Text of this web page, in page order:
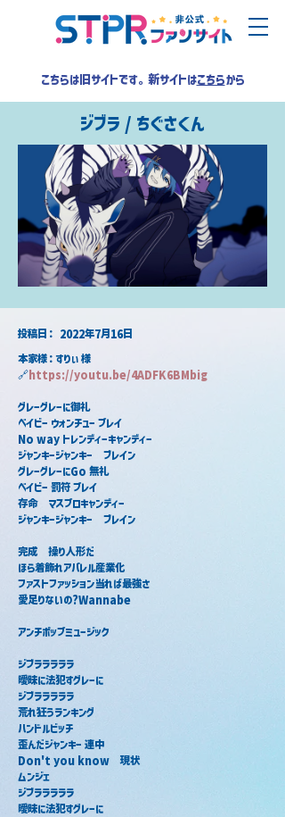
こちらは旧サイトです。新サイトはこちらから
ジブラ / ちぐさくん
2022年7月16日
​投稿日：
本家様：すりぃ 様
🔗https://youtu.be/4ADFK6BMbig
グレーグレーに御礼
ベイビー ウォンチュー プレイ
No way トレンディーキャンディー
ジャンキージャンキー　ブレイン
グレーグレーにGo 無礼
ベイビー 罰符 プレイ
存命　マスプロキャンディー
ジャンキージャンキー　ブレイン
完成　操り人形だ
ほら着飾れアパレル産業化
ファストファッション当れば最強さ
愛足りないの?Wannabe
アンチポップミュージック
ジブラララララ
曖昧に法犯すグレーに
ジブラララララ
荒れ狂うランキング
ハンドルビッチ
歪んだジャンキー 連中
Don't you know　現状
ムンジェ
ジブラララララ
曖昧に法犯すグレーに